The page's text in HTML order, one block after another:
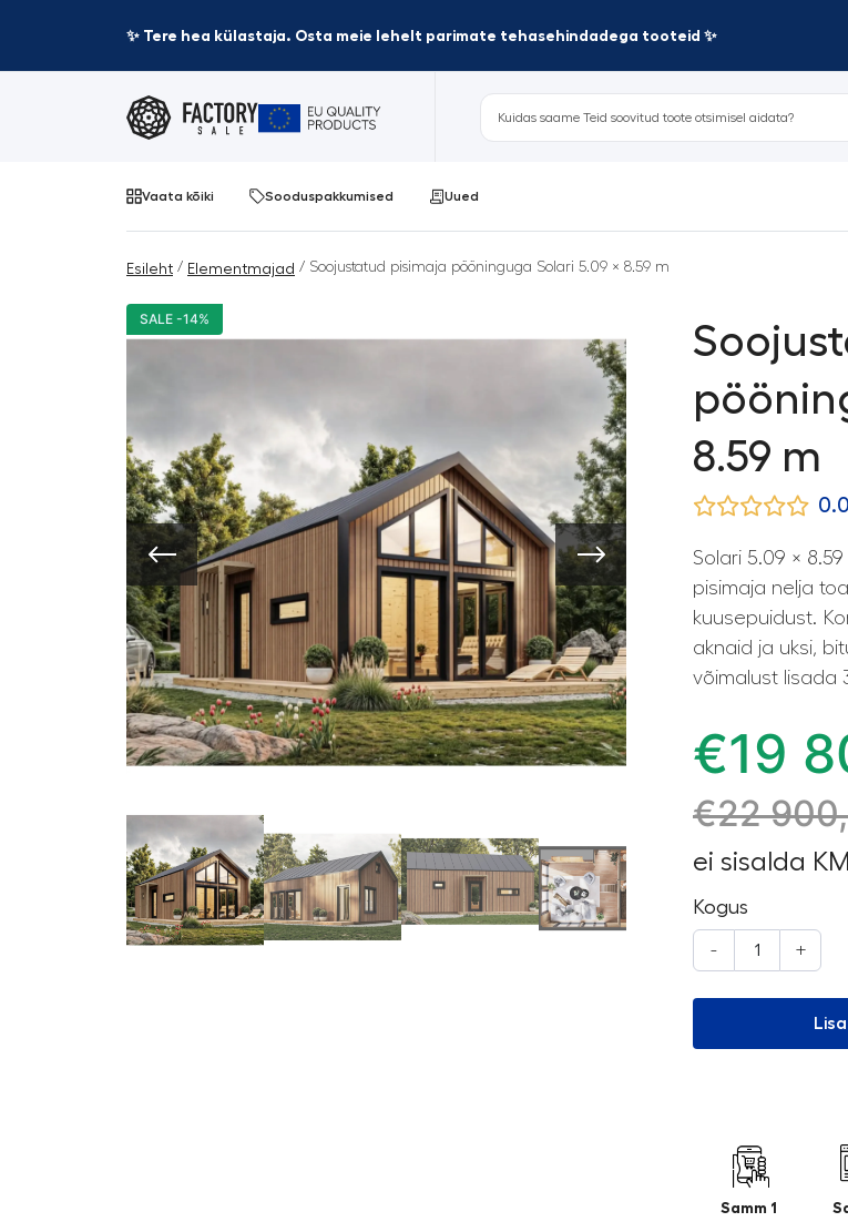
✨ Tere hea külastaja. Osta meie lehelt parimate tehasehindadega tooteid ✨
Vaata kõiki Sooduspakkumised Uued
Esileht / Elementmajad / Soojustatud pisimaja pööninguga Solari 5.09 × 8.59 m
SALE -14%
8.59 m
0.0
Solari 5.09 ×
pisimaja nelja
kuusepuidust.
aknaid ja uksi,
võimalust lisada
€19
€22
ei sisalda KM
Kogus
- +
Samm 1